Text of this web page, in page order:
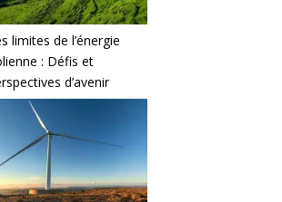
limites de l’énergie
: Défis et
d’avenir